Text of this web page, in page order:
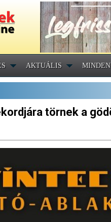
AKTUÁLIS
törnek a